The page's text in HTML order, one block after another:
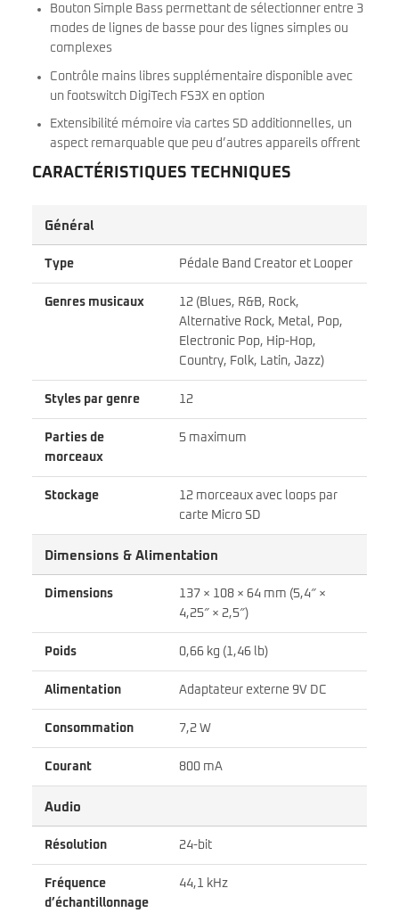
Bouton Simple Bass permettant de sélectionner entre 3
modes de lignes de basse pour des lignes simples ou
complexes
Contrôle mains libres supplémentaire disponible avec
un footswitch DigiTech FS3X en option
Extensibilité mémoire via cartes SD additionnelles, un
aspect remarquable que peu d’autres appareils offrent
CARACTÉRISTIQUES TECHNIQUES
Général
Type Pédale Band Creator et Looper
Genres musicaux
12 (Blues, R&B, Rock,
Alternative Rock, Metal, Pop,
Electronic Pop, Hip-Hop,
Country, Folk, Latin, Jazz)
Styles par genre 12
Parties de
morceaux
5 maximum
Stockage
12 morceaux avec loops par
carte Micro SD
Dimensions & Alimentation
Dimensions
137 × 108 × 64 mm (5,4″ ×
4,25″ × 2,5″)
Poids 0,66 kg (1,46 lb)
Alimentation Adaptateur externe 9V DC
Consommation 7,2 W
Courant 800 mA
Audio
Résolution 24-bit
Fréquence
d’échantillonnage
44,1 kHz